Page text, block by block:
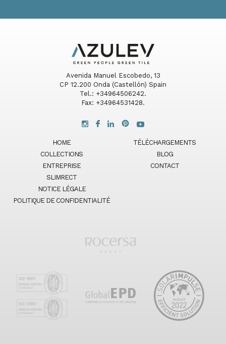
Avenida Manuel Escobedo, 13
CP 12.200 Onda (Castellón) Spain
Tel.: +34964506242.
Fax: +34964531428.
HOME
COLLECTIONS
ENTREPRISE
SLIMRECT
TÉLÉCHARGEMENTS
BLOG
CONTACT
NOTICE LÉGALE
POLITIQUE DE CONFIDENTIALITÉ